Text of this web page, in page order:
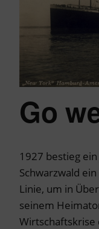
Go
1927 bestieg
Schwarzwald
Linie, um in
seinem
Wirtschaftskrise